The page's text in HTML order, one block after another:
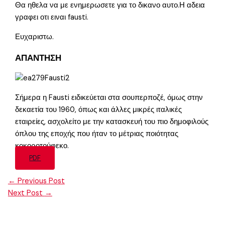
Θα ηθελα να με ενημερωσετε για το δικανο αυτο.Η αδεια
γραφει οτι ειναι fausti.
Ευχαριστω.
ΑΠΑΝΤΗΣΗ
Σήμερα η Fausti ειδικεύεται στα σουπερποζέ, όμως στην
δεκαετία του 1960, όπως και άλλες μικρές ιταλικές
εταιρείες, ασχολείτο με την κατασκευή του πιο δημοφιλούς
όπλου της εποχής που ήταν το μέτριας ποιότητας
κοκοροτούφεκο.
PDF
← Previous Post
Next Post →